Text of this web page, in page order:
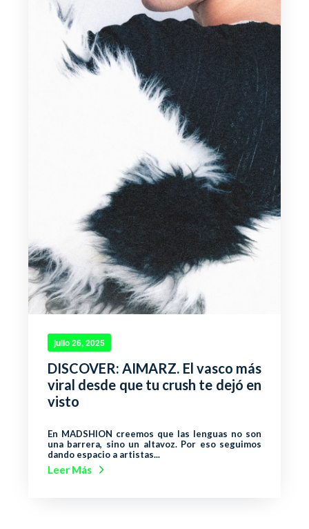
julio 26, 2025
DISCOVER: AIMARZ. El vasco más
viral desde que tu crush te dejó en
visto
En MADSHION creemos que las lenguas no son
una barrera, sino un altavoz. Por eso seguimos
dando espacio a artistas...
Leer Más